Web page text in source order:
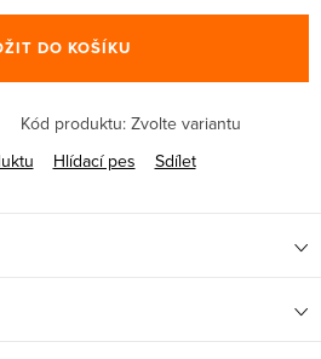
DO KOŠÍKU
Kód produktu: Zvolte variantu
Hlídací pes Sdílet